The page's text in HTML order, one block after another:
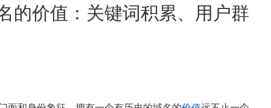
的价值：关键词积累、用户群